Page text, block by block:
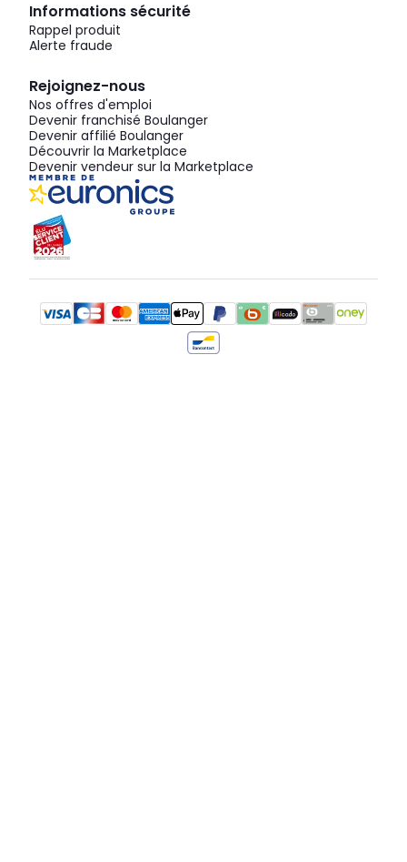
Informations sécurité
Rappel produit
Alerte fraude
Rejoignez-nous
Nos offres d'emploi
Devenir franchisé Boulanger
Devenir affilié Boulanger
Découvrir la Marketplace
Devenir vendeur sur la Marketplace